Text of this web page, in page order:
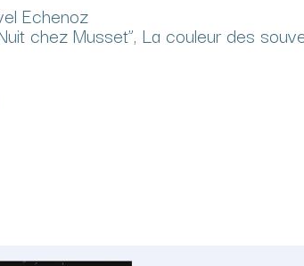
Echenoz
chez Musset”, La couleur des